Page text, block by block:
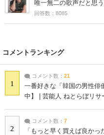
唯一無二の歌声だと思
回答数：8085
コメントランキング
1
コメント数： 21
一番好きな「韓国の男性俳
中】 | 芸能人 ねとらぼリサ
2
コメント数： 7
「もっと早く買えば良か